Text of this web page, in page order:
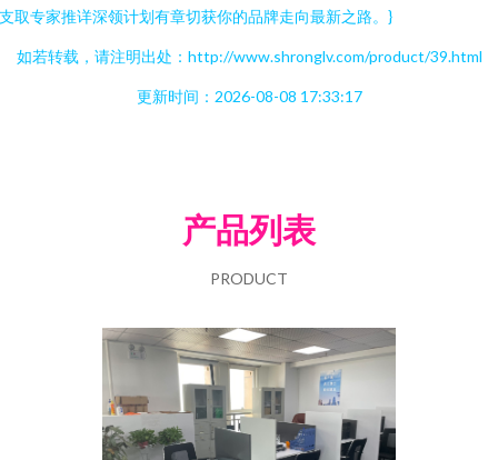
取专家推详深领计划有章切获你的品牌走向最新之路。}
如若转载，请注明出处：http://www.shronglv.com/product/39.html
更新时间：2026-08-08 17:33:17
产品列表
PRODUCT